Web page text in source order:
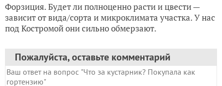
Форзиция. Будет ли полноценно расти и цвести —
зависит от вида/сорта и микроклимата участка. У нас
под Костромой они сильно обмерзают.
Пожалуйста, оставьте комментарий